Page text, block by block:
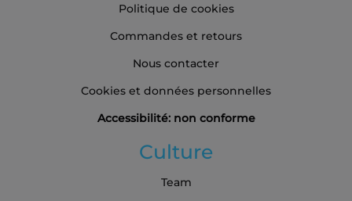
Politique de cookies
Commandes et retours
Nous contacter
Cookies et données personnelles
Accessibilité: non conforme
Culture
Team